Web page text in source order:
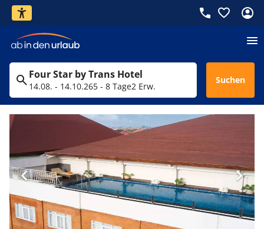
Four Star by Trans Hotel
14.08. - 14.10.265 - 8 Tage2 Erw.
Suchen